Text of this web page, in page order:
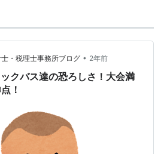
・税理士事務所ブログ • 2年前
クバス達の恐ろしさ！大会満
！